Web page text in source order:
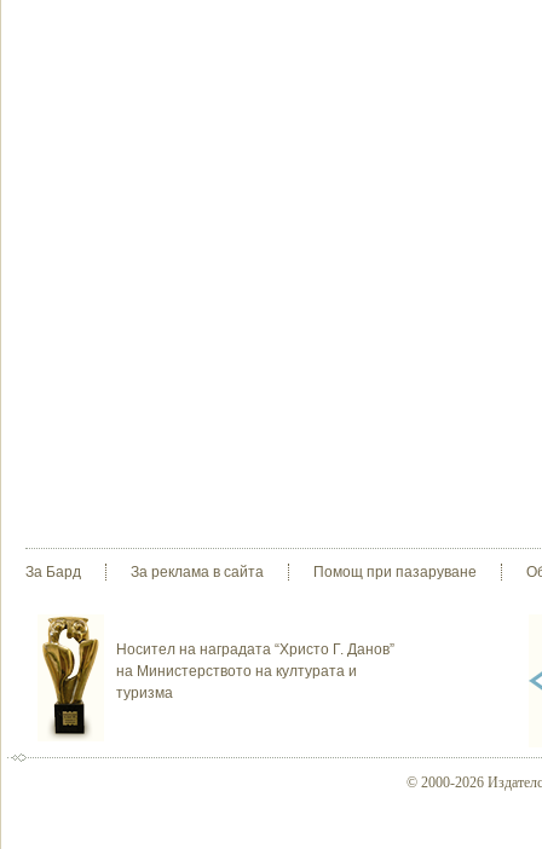
За Бард За реклама в сайта Помощ при пазаруване
Носител на наградата “Христо Г. Данов”
на Министерството на културата и
туризма
© 2000-2026